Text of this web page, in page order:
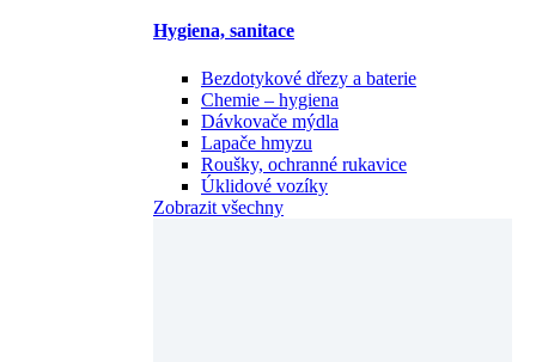
Hygiena, sanitace
Bezdotykové dřezy a baterie
Chemie – hygiena
Dávkovače mýdla
Lapače hmyzu
Roušky, ochranné rukavice
Úklidové vozíky
Zobrazit všechny